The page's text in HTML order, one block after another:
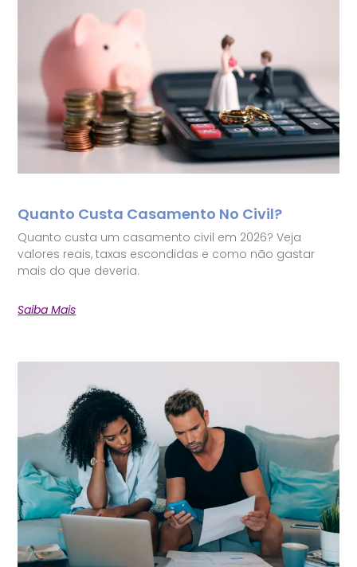
Quanto Custa Casamento No Civil?
Quanto custa um casamento civil em 2026? Veja
valores reais, taxas escondidas e como não gastar
mais do que deveria.
Saiba Mais